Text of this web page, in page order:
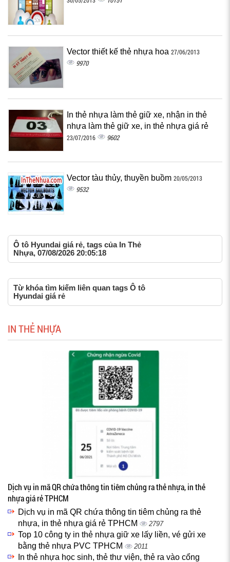
Vector thiết kế thẻ nhựa hoa 27/06/2013
9970
In thẻ nhựa làm thẻ giữ xe, nhận in thẻ
nhựa làm thẻ giữ xe, in thẻ nhựa giá rẻ
23/07/2016 9602
Vector tàu thủy, thuyền buồm 20/05/2013
9532
Ô tô Hyundai giá rẻ, tags của In Thẻ
Nhựa, 07/08/2026 20:05:18
Từ khóa tìm kiếm liên quan tags Ô tô
Hyundai giá rẻ
IN THẺ NHỰA
Dịch vụ in mã QR chứa thông tin tiêm chủng ra thẻ nhựa, in thẻ
nhựa giá rẻ TPHCM
Dịch vụ in mã QR chứa thông tin tiêm chủng ra thẻ
nhựa, in thẻ nhựa giá rẻ TPHCM
2797
Top 10 công ty in thẻ nhựa giữ xe lấy liền, vé gửi xe
bằng thẻ nhựa PVC TPHCM
2011
In thẻ nhựa học sinh, thẻ thư viện, thẻ ra vào cổng